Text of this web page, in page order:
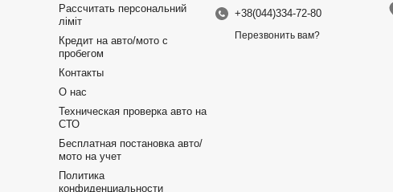
Рассчитать персональний
ліміт
Кредит на авто/мото с
пробегом
Контакты
О нас
Техническая проверка авто на
СТО
Бесплатная постановка авто/
мото на учет
Политика
конфиденциальности
+38(044)334-72-80
Перезвонить вам?